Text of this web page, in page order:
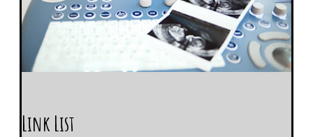
Link List